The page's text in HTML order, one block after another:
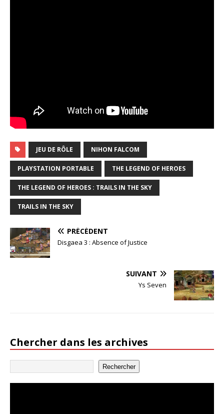
JEU DE RÔLE NIHON FALCOM
PLAYSTATION PORTABLE THE LEGEND OF HEROES
THE LEGEND OF HEROES : TRAILS IN THE SKY
TRAILS IN THE SKY
PRÉCÉDENT
Disgaea 3 : Absence of Justice
SUIVANT
Ys Seven
Chercher dans les archives
Rechercher